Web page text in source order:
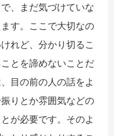
、まだ気づけていな
す。ここで大切なの
れど、分かり切るこ
とを諦めないことだ
目の前の人の話をよ
りとか雰囲気などの
が必要です。そのよ